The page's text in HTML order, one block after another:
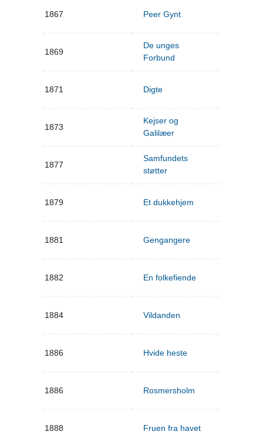
1867 Peer Gynt
1869
De unges
Forbund
1871 Digte
1873
Kejser og
Galilæer
1877
Samfundets
støtter
1879 Et dukkehjem
1881 Gengangere
1882 En folkefiende
1884 Vildanden
1886 Hvide heste
1886 Rosmersholm
1888 Fruen fra havet